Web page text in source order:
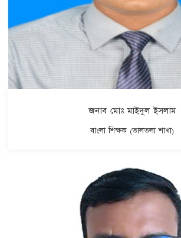
জনাব মোঃ মাইদুল ইসলাম
বাংলা শিক্ষক (তালতলা শাখা)